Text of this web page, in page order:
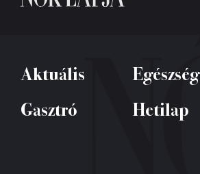
Aktuális Egészség
Gasztró
Hetilap